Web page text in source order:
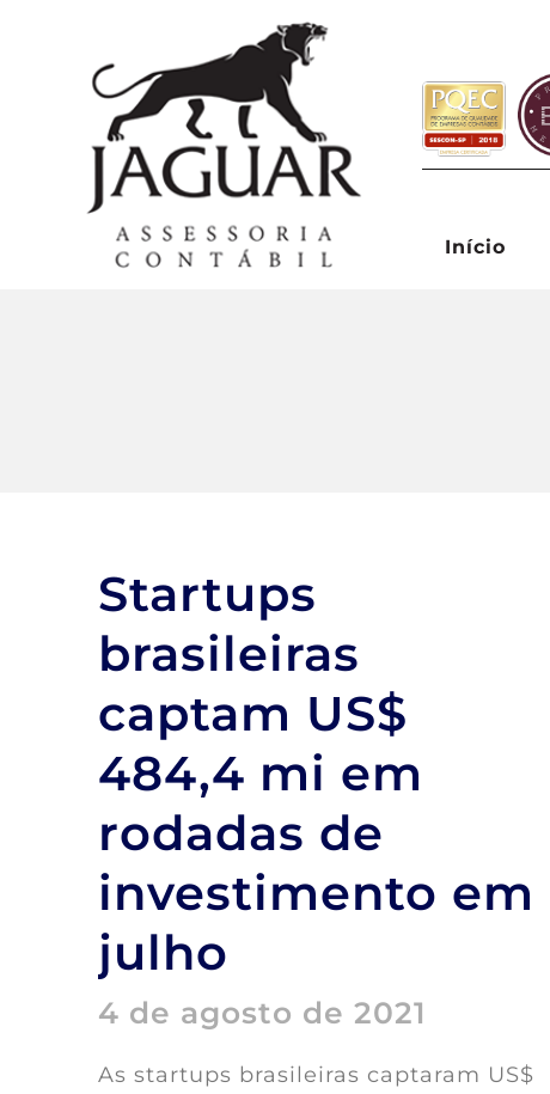
Início
Startups
brasileiras
captam US$
484,4 mi em
rodadas de
investimento em
julho
4 de agosto de 2021
As startups brasileiras captaram US$